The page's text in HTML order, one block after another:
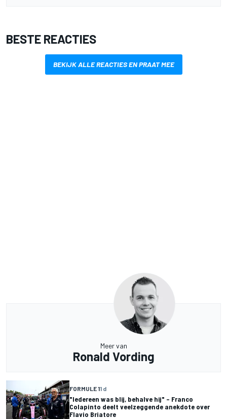
BESTE REACTIES
BEKIJK ALLE REACTIES EN PRAAT MEE
Meer van
Ronald Vording
FORMULE 11 d
"Iedereen was blij, behalve hij" – Franco
Colapinto deelt veelzeggende anekdote over
Flavio Briatore